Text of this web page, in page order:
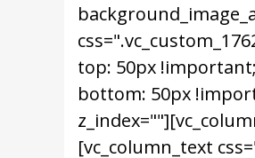
top: 50px
bottom: 50px
[vc_column_text